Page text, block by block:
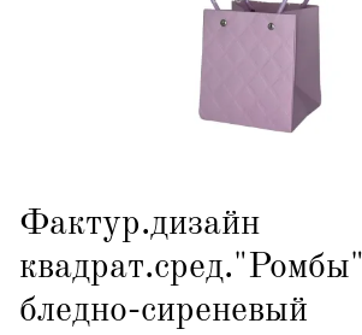
Фактур.дизайн
квадрат.сред."Ромбы"
бледно-сиреневый